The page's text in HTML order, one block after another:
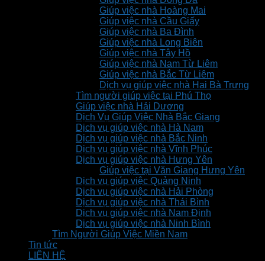
Giúp việc nhà Hoàng Mai
Giúp việc nhà Cầu Giấy
Giúp việc nhà Ba Đình
Giúp việc nhà Long Biên
Giúp việc nhà Tây Hồ
Giúp việc nhà Nam Từ Liêm
Giúp việc nhà Bắc Từ Liêm
Dịch vụ giúp việc nhà Hai Bà Trưng
Tìm người giúp việc tại Phú Thọ
Giúp việc nhà Hải Dương
Dịch Vụ Giúp Việc Nhà Bắc Giang
Dịch vụ giúp việc nhà Hà Nam
Dịch vụ giúp việc nhà Bắc Ninh
Dịch vụ giúp việc nhà Vĩnh Phúc
Dịch vụ giúp việc nhà Hưng Yên
Giúp việc tại Văn Giang Hưng Yên
Dịch vụ giúp việc Quảng Ninh
Dịch vụ giúp việc nhà Hải Phòng
Dịch vụ giúp việc nhà Thái Bình
Dịch vụ giúp việc nhà Nam Định
Dịch vụ giúp việc nhà Ninh Bình
Tìm Người Giúp Việc Miền Nam
Tin tức
LIÊN HỆ